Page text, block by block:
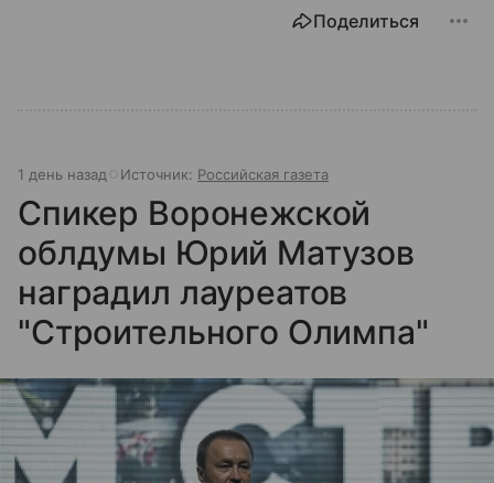
Поделиться
1 день назад Источник: Российская газета
Спикер Воронежской
облдумы Юрий Матузов
наградил лауреатов
"Строительного Олимпа"